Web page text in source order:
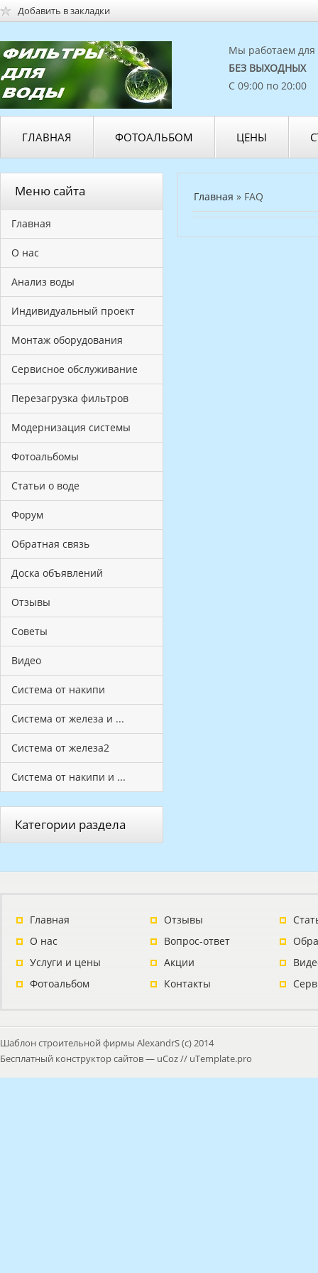
Добавить в закладки
Мы работаем для
БЕЗ ВЫХОДНЫХ
С 09:00 по 20:00
ГЛАВНАЯ ФОТОАЛЬБОМ ЦЕНЫ
Меню сайта
Главная
О нас
Анализ воды
Индивидуальный проект
Монтаж оборудования
Сервисное обслуживание
Перезагрузка фильтров
Модернизация системы
Фотоальбомы
Статьи о воде
Форум
Обратная связь
Доска объявлений
Отзывы
Советы
Видео
Система от накипи
Система от железа и ...
Система от железа2
Система от накипи и ...
Категории раздела
Главная » FAQ
Главная
О нас
Услуги и цены
Фотоальбом
Отзывы
Вопрос-ответ
Акции
Контакты
Шаблон строительной фирмы AlexandrS (с) 2014
Бесплатный конструктор сайтов— uCoz// uTemplate.pro